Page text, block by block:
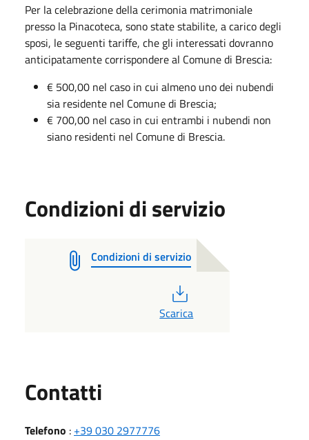
Per la celebrazione della cerimonia matrimoniale
presso la Pinacoteca, sono state stabilite, a carico degli
sposi, le seguenti tariffe, che gli interessati dovranno
anticipatamente corrispondere al Comune di Brescia:
€ 500,00 nel caso in cui almeno uno dei nubendi
sia residente nel Comune di Brescia;
€ 700,00 nel caso in cui entrambi i nubendi non
siano residenti nel Comune di Brescia.
Condizioni di servizio
Condizioni di servizio
Scarica
Contatti
Telefono : +39 030 2977776